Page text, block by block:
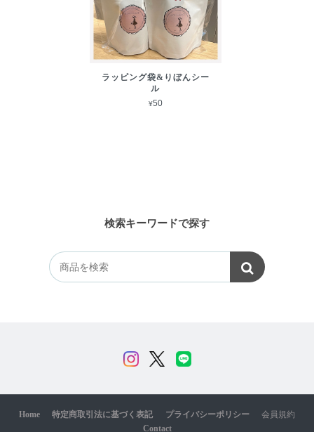
ラッピング袋&りぼんシー
ル
¥50
検索キーワードで探す
Home 特定商取引法に基づく表記 プライバシーポリシー
会員規約
Contact